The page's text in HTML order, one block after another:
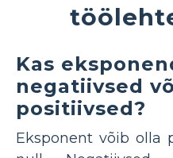
Kas
negatiivsed
positiivsed?
Eksponent võib olla